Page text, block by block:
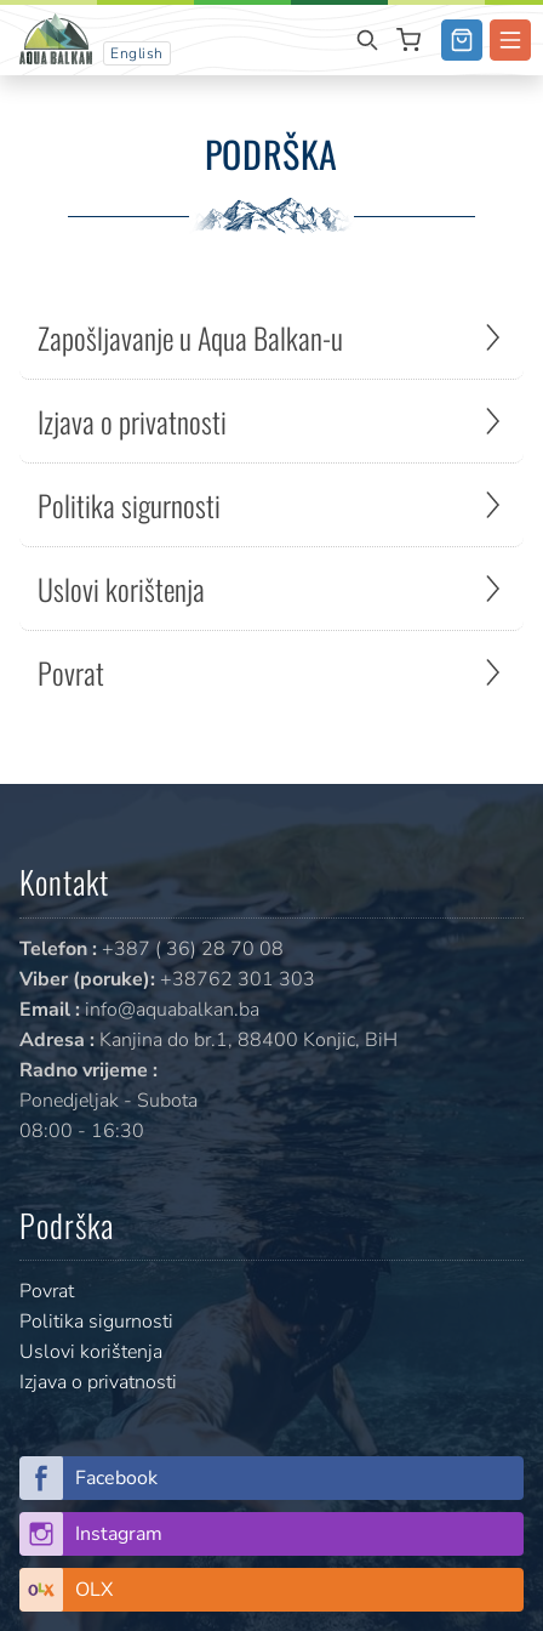
English
PODRŠKA
Zapošljavanje u Aqua Balkan-u
Izjava o privatnosti
Politika sigurnosti
Uslovi korištenja
Povrat
Kontakt
Telefon : +387 ( 36) 28 70 08
Viber (poruke): +38762 301 303
Email :info@aquabalkan.ba
Adresa : Kanjina do br.1, 88400 Konjic, BiH
Radno vrijeme :
Ponedjeljak - Subota
08:00 - 16:30
Podrška
Povrat
Politika sigurnosti
Uslovi korištenja
Izjava o privatnosti
Facebook
Instagram
OLX